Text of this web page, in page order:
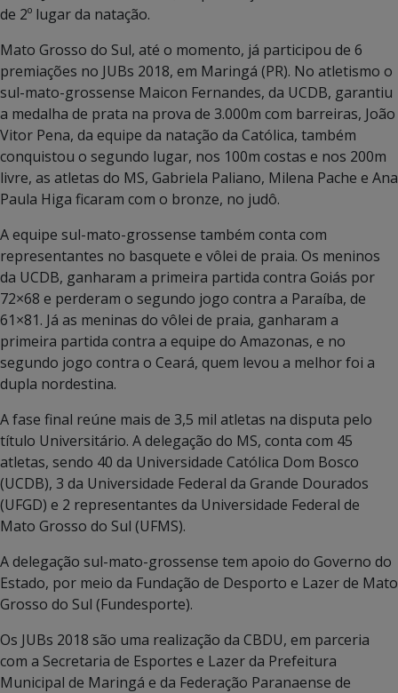
de 2º lugar da natação.
Mato Grosso do Sul, até o momento, já participou de 6
premiações no JUBs 2018, em Maringá (PR). No atletismo o
sul-mato-grossense Maicon Fernandes, da UCDB, garantiu
a medalha de prata na prova de 3.000m com barreiras, João
Vitor Pena, da equipe da natação da Católica, também
conquistou o segundo lugar, nos 100m costas e nos 200m
livre, as atletas do MS, Gabriela Paliano, Milena Pache e Ana
Paula Higa ficaram com o bronze, no judô.
A equipe sul-mato-grossense também conta com
representantes no basquete e vôlei de praia. Os meninos
da UCDB, ganharam a primeira partida contra Goiás por
72×68 e perderam o segundo jogo contra a Paraíba, de
61×81. Já as meninas do vôlei de praia, ganharam a
primeira partida contra a equipe do Amazonas, e no
segundo jogo contra o Ceará, quem levou a melhor foi a
dupla nordestina.
A fase final reúne mais de 3,5 mil atletas na disputa pelo
título Universitário. A delegação do MS, conta com 45
atletas, sendo 40 da Universidade Católica Dom Bosco
(UCDB), 3 da Universidade Federal da Grande Dourados
(UFGD) e 2 representantes da Universidade Federal de
Mato Grosso do Sul (UFMS).
A delegação sul-mato-grossense tem apoio do Governo do
Estado, por meio da Fundação de Desporto e Lazer de Mato
Grosso do Sul (Fundesporte).
Os JUBs 2018 são uma realização da CBDU, em parceria
com a Secretaria de Esportes e Lazer da Prefeitura
Municipal de Maringá e da Federação Paranaense de